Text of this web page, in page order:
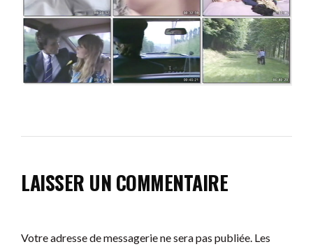
LAISSER UN COMMENTAIRE
Votre adresse de messagerie ne sera pas publiée. Les